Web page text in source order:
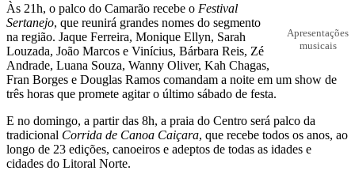
Apresentações
musicais
Às 21h, o palco do Camarão recebe o Festival
Sertanejo, que reunirá grandes nomes do segmento
na região. Jaque Ferreira, Monique Ellyn, Sarah
Louzada, João Marcos e Vinícius, Bárbara Reis, Zé
Andrade, Luana Souza, Wanny Oliver, Kah Chagas,
Fran Borges e Douglas Ramos comandam a noite em um show de
três horas que promete agitar o último sábado de festa.
E no domingo, a partir das 8h, a praia do Centro será palco da
tradicional Corrida de Canoa Caiçara, que recebe todos os anos, ao
longo de 23 edições, canoeiros e adeptos de todas as idades e
cidades do Litoral Norte.